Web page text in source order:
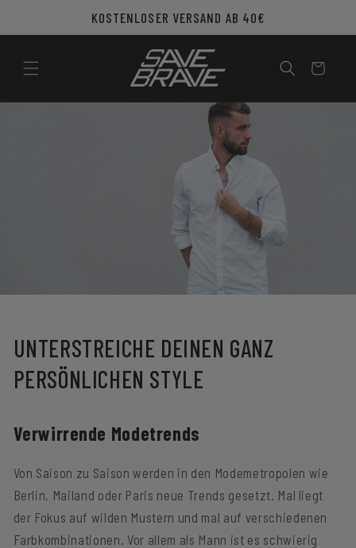
Inhalt
KOSTENLOSER VERSAND AB 40€
Warenkorb
UNTERSTREICHE DEINEN GANZ
PERSÖNLICHEN STYLE
Verwirrende Modetrends
Von Saison zu Saison werden in den Modemetropolen wie
Berlin, Mailand oder Paris neue Trends gesetzt. Mal liegt
der Fokus auf wilden Mustern und mal auf verschiedenen
Farbkombinationen. Vor allem als Mann ist es schwierig